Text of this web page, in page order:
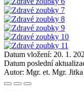
Datum vložení: 20. 1.
Datum poslední
Autor: Mgr. et. Mgr.